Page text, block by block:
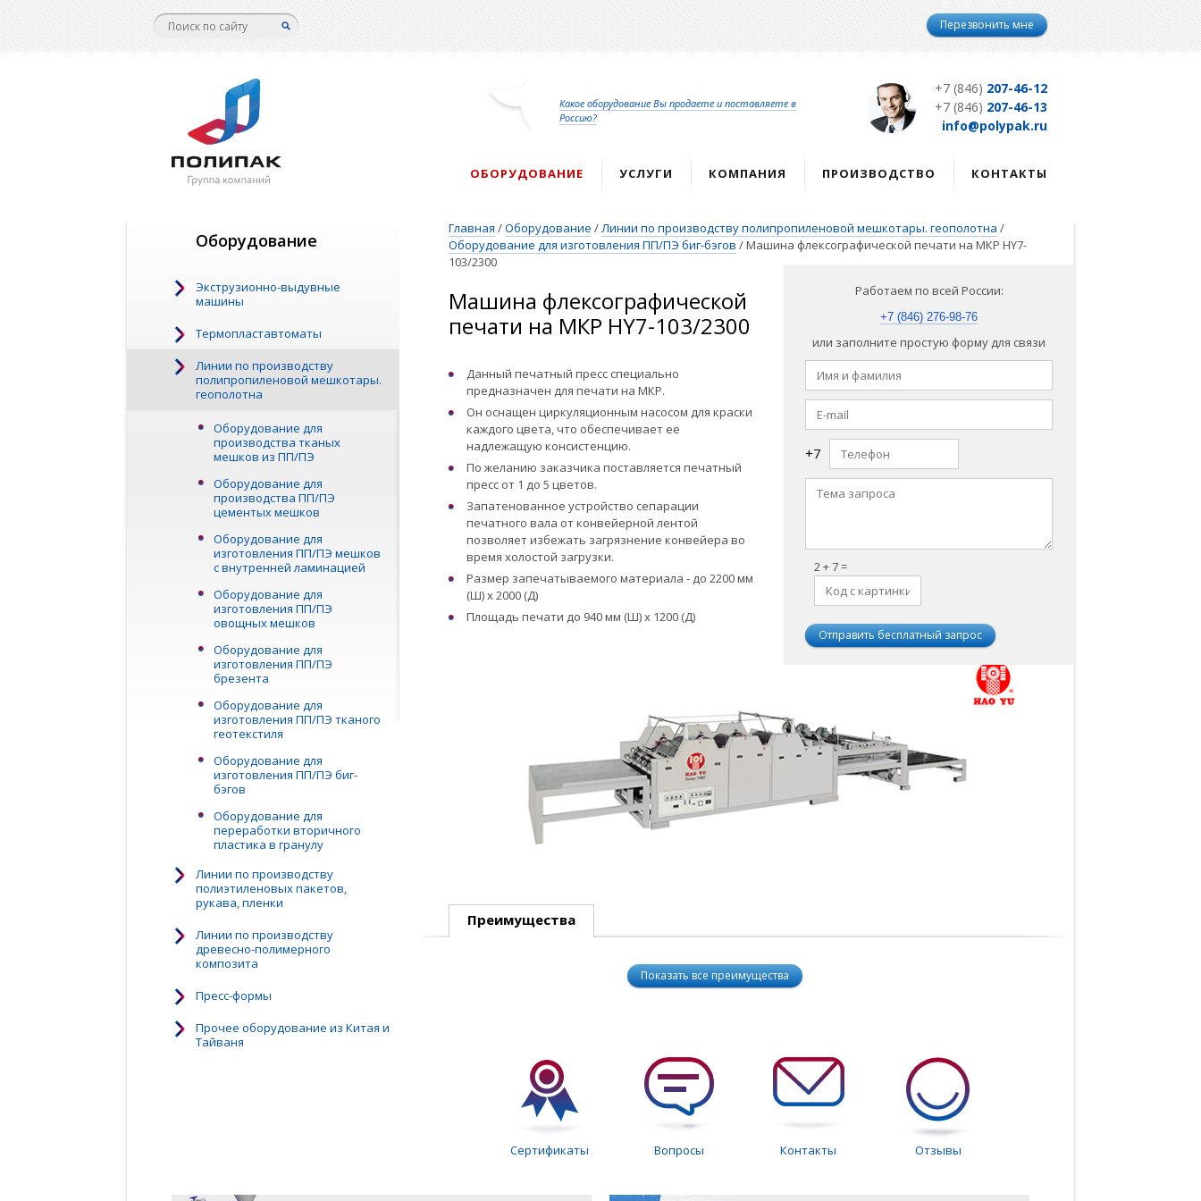
Перейти
к
Перезвонить мне
+7 (846) 207-46-12
+7 (846) 207-46-13
info@polypak.ru
Какое оборудование Вы продаете и поставляете в
Россию?
ОБОРУДОВАНИЕ УСЛУГИ КОМПАНИЯ ПРОИЗВОДСТВО КОНТАКТЫ
Оборудование
Экструзионно-выдувные
машины
Термопластавтоматы
Линии по производству
полипропиленовой мешкотары.
геополотна
Оборудование для
производства тканых
мешков из ПП/ПЭ
Оборудование для
производства ПП/ПЭ
цементых мешков
Оборудование для
изготовления ПП/ПЭ мешков
с внутренней ламинацией
Оборудование для
изготовления ПП/ПЭ
овощных мешков
Оборудование для
изготовления ПП/ПЭ
брезента
Оборудование для
изготовления ПП/ПЭ тканого
геотекстиля
Оборудование для
изготовления ПП/ПЭ биг-
бэгов
Оборудование для
переработки вторичного
пластика в гранулу
Линии по производству
полиэтиленовых пакетов,
рукава, пленки
Линии по производству
древесно-полимерного
композита
Пресс-формы
Прочее оборудование из Китая и
Тайваня
Главная /Оборудование /Линии по производству полипропиленовой мешкотары. геополотна /
Оборудование для изготовления ПП/ПЭ биг-бэгов /Машина флексографической печати на МКР HY7-
103/2300
Работаем по всей России:
+7 (846) 276-98-76
или заполните простую форму для связи
+7
2 + 7 =
Машина флексографической
печати на МКР HY7-103/2300
Данный печатный пресс специально
предназначен для печати на МКР.
Он оснащен циркуляционным насосом для краски
каждого цвета, что обеспечивает ее
надлежащую консистенцию.
По желанию заказчика поставляется печатный
пресс от 1 до 5 цветов.
Запатенованное устройство сепарации
печатного вала от конвейерной лентой
позволяет избежать загрязнение конвейера во
время холостой загрузки.
Размер запечатываемого материала - до 2200 мм
(Ш) x 2000 (Д)
Площадь печати до 940 мм (Ш) x 1200 (Д)
Преимущества
Показать все преимущества
Сертификаты Вопросы Контакты Отзывы